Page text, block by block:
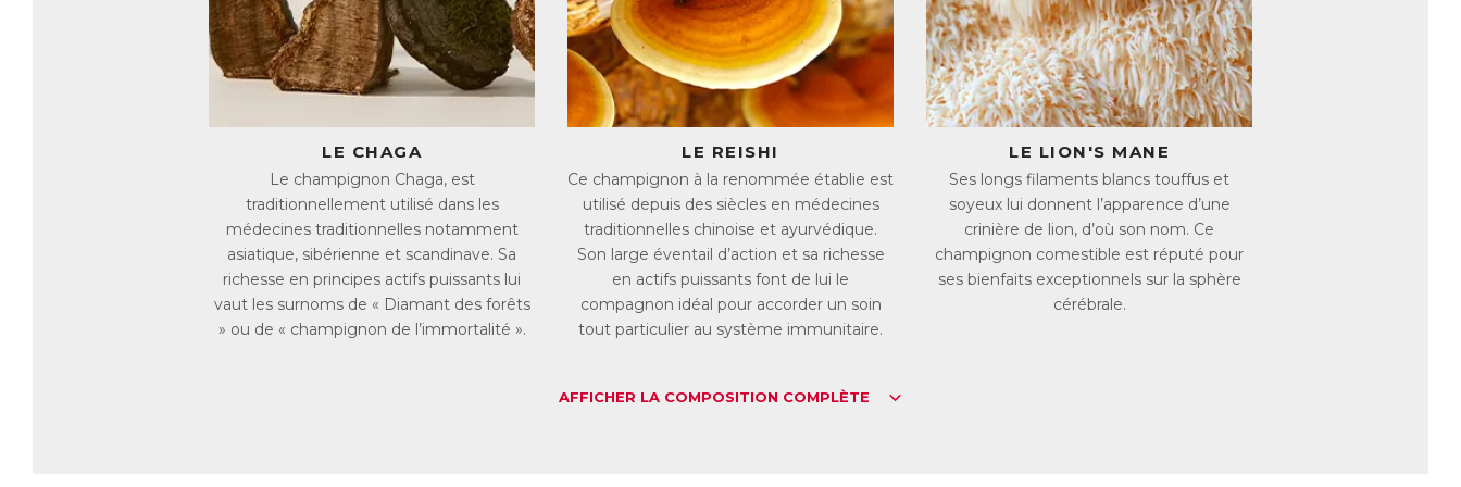
fibres spécifiques favorisent la croissance et l’activité d’un microbiote intestinal sain, octroyant au Reishi un fort
potentiel prébiotique.
Lion’s Mane : la « crinière de lion »
Hericium Erinaceus, aussi appelé Lion’s Mane, est un champignon comestible fascinant dont les vertus sont
particulièrement dues à deux molécules qu’il renferme : les héricénones et les érinacines.
En encourageant notamment la production du Facteur de Croissance Nerveuse (NGF), ces molécules
réorganisation neuronale).
De plus, la forte action antioxydante du Lion’s Mane fait de lui un allié indéniable en prévention d’un déclin
cognitif.
Pleurote Jaune : le « champignon doré »
Originaire d’Asie et avec une vive couleur jaune doré, le Pleurotus Citrinopileatus , est un champignon comestible
aux nombreux bienfaits.
Si sa composition en molécules bénéfiques fait du Pleurote Jaune un champignon polyvalent, sa richesse en
Aussi, le Pleurote Jaune contient un acide aminé unique, l’ergothionéine, hautement antioxydant permettant de
LE CHAGA
Le champignon Chaga, est
traditionnellement utilisé dans les
médecines traditionnelles notamment
asiatique, sibérienne et scandinave. Sa
richesse en principes actifs puissants lui
vaut les surnoms de « Diamant des forêts
» ou de « champignon de l’immortalité ».
LE REISHI
Ce champignon à la renommée établie est
utilisé depuis des siècles en médecines
traditionnelles chinoise et ayurvédique.
Son large éventail d’action et sa richesse
en actifs puissants font de lui le
compagnon idéal pour accorder un soin
tout particulier au système immunitaire.
LE LION'S MANE
Ses longs filaments blancs touffus et
soyeux lui donnent l’apparence d’une
crinière de lion, d’où son nom. Ce
champignon comestible est réputé pour
ses bienfaits exceptionnels sur la sphère
cérébrale.
AFFICHER LA COMPOSITION COMPLÈTE